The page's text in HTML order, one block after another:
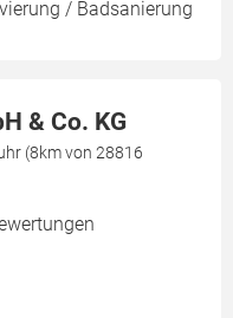
/ Badsanierung
& Co. KG
(8km von 28816